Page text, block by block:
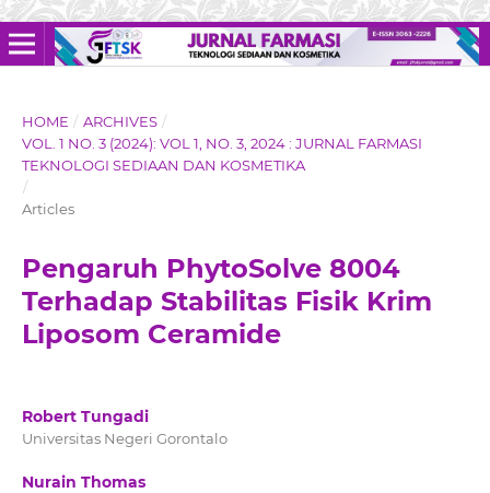
HOME / ARCHIVES /
VOL. 1 NO. 3 (2024): VOL 1, NO. 3, 2024 : JURNAL FARMASI
TEKNOLOGI SEDIAAN DAN KOSMETIKA
/
Articles
Pengaruh PhytoSolve 8004
Terhadap Stabilitas Fisik Krim
Liposom Ceramide
Robert Tungadi
Universitas Negeri Gorontalo
Nurain Thomas